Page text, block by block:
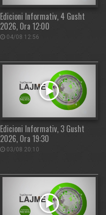
Edicioni Informativ, 4 Gusht
2026, Ora 12:00
04/08 12:56
Edicioni Informativ, 3 Gusht
2026, Ora 19:30
03/08 20:10